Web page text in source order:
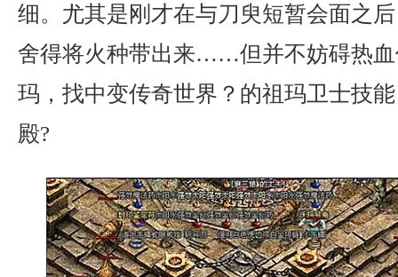
细。尤其是刚才在与刀臾短暂会面之
舍得将火种带出来……但并不妨碍热血
玛，找中变传奇世界？的祖玛卫士技
殿?